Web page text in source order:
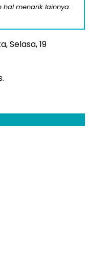
menarik lainnya.
Selasa, 19